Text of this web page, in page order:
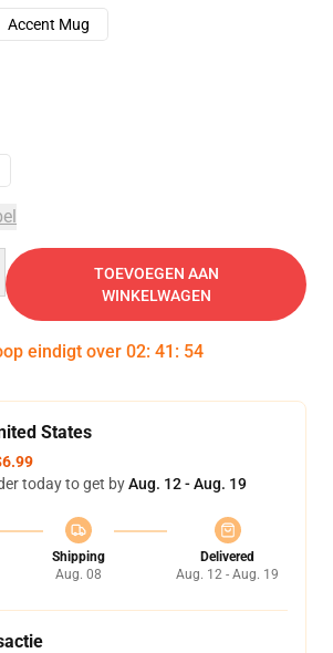
Accent Mug
TOEVOEGEN AAN
WINKELWAGEN
eindigt over 02: 41 : 54
States
today to get byAug. 12 - Aug. 19
Shipping
Aug. 08
Delivered
Aug. 12 - Aug. 19